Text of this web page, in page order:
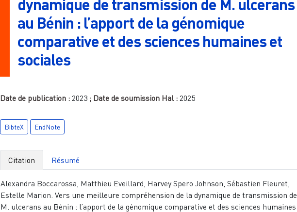
dynamique de transmission de M. ulcerans
au Bénin : l’apport de la génomique
comparative et des sciences humaines et
sociales
Date de publication : 2023 ; Date de soumission Hal : 2025
BibteX EndNote
Citation Résumé
Alexandra Boccarossa, Matthieu Eveillard, Harvey Spero Johnson, Sébastien Fleuret,
Estelle Marion. Vers une meilleure compréhension de la dynamique de transmission de
M. ulcerans au Bénin : l’apport de la génomique comparative et des sciences humaines